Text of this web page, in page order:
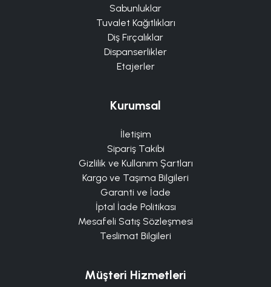
Sabunluklar
Tuvalet Kağıtlıkları
Diş Fırçalıklar
Dispanserlikler
Etajerler
Kurumsal
İletişim
Sipariş Takibi
Gizlilik ve Kullanım Şartları
Kargo ve Taşıma Bilgileri
Garanti ve İade
İptal İade Politikası
Mesafeli Satış Sözleşmesi
Teslimat Bilgileri
Müşteri Hizmetleri